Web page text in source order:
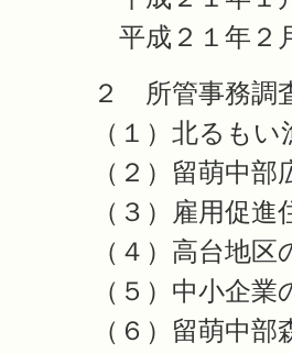
平成２１年２
２ 所管事務調
（１）北るもい
（２）留萌中部
（３）雇用促進
（４）高台地区
（５）中小企業
（６）留萌中部